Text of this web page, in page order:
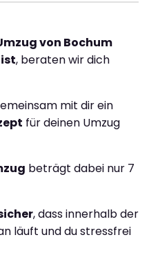
von Bochum
, beraten wir dich
mit dir ein
für deinen Umzug
beträgt dabei nur 7
, dass innerhalb der
läuft und du stressfrei